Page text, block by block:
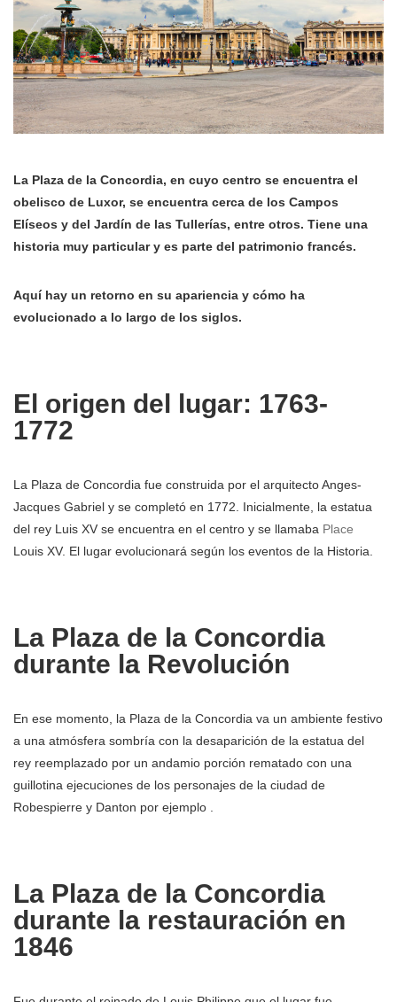
La Plaza de la Concordia, en cuyo centro se encuentra el
obelisco de Luxor, se encuentra cerca de los Campos
Elíseos y del Jardín de las Tullerías, entre otros. Tiene una
historia muy particular y es parte del patrimonio francés.
Aquí hay un retorno en su apariencia y cómo ha
evolucionado a lo largo de los siglos.
El origen del lugar: 1763-
1772
La Plaza de Concordia fue construida por el arquitecto Anges-
Jacques Gabriel y se completó en 1772. Inicialmente, la estatua
del rey Luis XV se encuentra en el centro y se llamaba Place
Louis XV. El lugar evolucionará según los eventos de la Historia.
La Plaza de la Concordia
durante la Revolución
En ese momento, la Plaza de la Concordia va un ambiente festivo
a una atmósfera sombría con la desaparición de la estatua del
rey reemplazado por un andamio porción rematado con una
guillotina ejecuciones de los personajes de la ciudad de
Robespierre y Danton por ejemplo .
La Plaza de la Concordia
durante la restauración en
1846